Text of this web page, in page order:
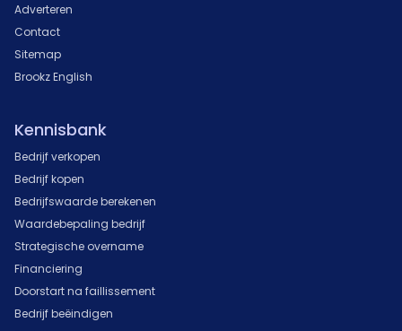
Adverteren
Contact
Sitemap
Brookz English
Kennisbank
Bedrijf verkopen
Bedrijf kopen
Bedrijfswaarde berekenen
Waardebepaling bedrijf
Strategische overname
Financiering
Doorstart na faillissement
Bedrijf beëindigen